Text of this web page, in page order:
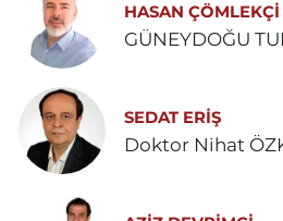
HASAN ÇÖMLEKÇİ
GÜNEYDOĞU
SEDAT ERİŞ